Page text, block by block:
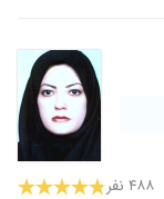
۴۸۸ نفر